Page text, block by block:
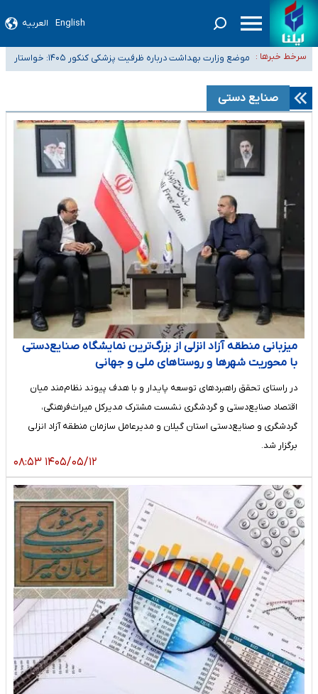
English العربیه
سرخط خبرها :
۴۰ تا ۵۰ روز گرمای نسبی در پیش داریم/ دمای تهران به ۳۸ درجه می‌رسد
موضع وزارت بهداشت درباره ظرفیت پزشکی کنکور ۱۴۰۵: خواستار
اصلاح ظرفیت‌ها هستیم، اما هنوز پاسخ مشخصی نگرفته‌ایم
تعویق آزمون ورودی دکترای تخصصی فرماندهی صحنه عملیات و دکترای
تخصصی جغرافیای نظامی دافوس آجا
خبرنگاران راویان حقیقت با دغدغه نان، مسکن و بیمه
آخرین وضعیت شیوع عفونت‌های تنفسی در کشور/ خوزستان و کرمان بالاتر از
آستانه هشدار
صنایع دستی
میزبانی منطقه آزاد انزلی از بزرگ‌ترین نمایشگاه صنایع‌دستی
با محوریت شهرها و روستاهای ملی و جهانی
در راستای تحقق راهبردهای توسعه پایدار و با هدف پیوند نظام‌مند میان
اقتصاد صنایع‌دستی و گردشگری نشست مشترک مدیرکل میراث‌فرهنگی،
گردشگری و صنایع‌دستی استان گیلان و مدیرعامل سازمان منطقه آزاد انزلی
برگزار شد.
۱۴۰۵/۰۵/۱۲ ۰۸:۵۳